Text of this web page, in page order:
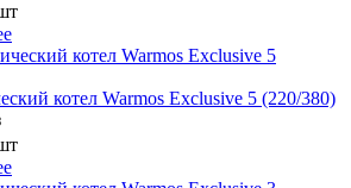
котел Warmos Exclusive 5 (220/380)